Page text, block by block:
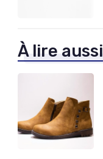
À lire aussi